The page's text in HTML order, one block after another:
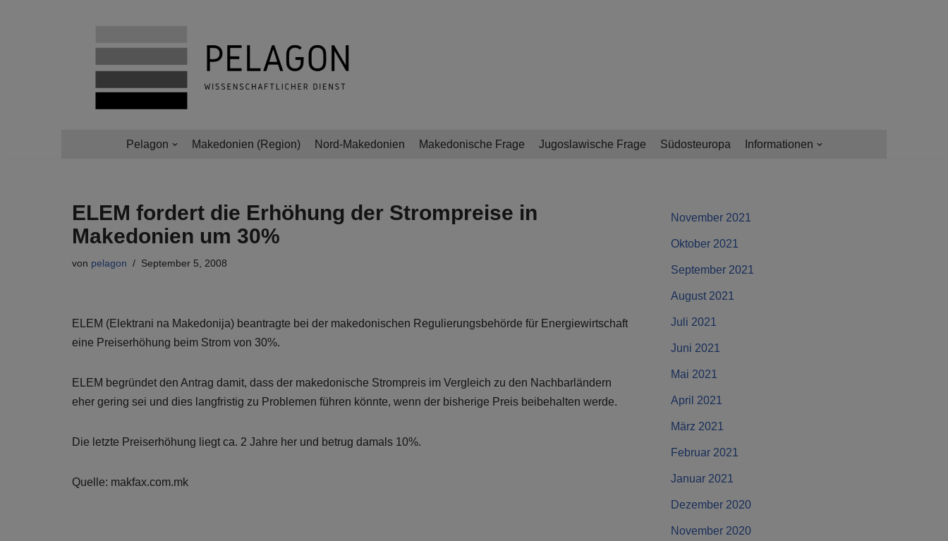
Pelagon Makedonien (Region) Nord-Makedonien Makedonische Frage Jugoslawische Frage Südosteuropa Informationen
ELEM fordert die Erhöhung der Strompreise in
Makedonien um 30%
von pelagon September 5, 2008
ELEM (Elektrani na Makedonija) beantragte bei der makedonischen Regulierungsbehörde für Energiewirtschaft
eine Preiserhöhung beim Strom von 30%.
ELEM begründet den Antrag damit, dass der makedonische Strompreis im Vergleich zu den Nachbarländern
eher gering sei und dies langfristig zu Problemen führen könnte, wenn der bisherige Preis beibehalten werde.
Die letzte Preiserhöhung liegt ca. 2 Jahre her und betrug damals 10%.
Quelle: makfax.com.mk
November 2021
Oktober 2021
September 2021
August 2021
Juli 2021
Juni 2021
Mai 2021
April 2021
März 2021
Februar 2021
Januar 2021
Dezember 2020
November 2020